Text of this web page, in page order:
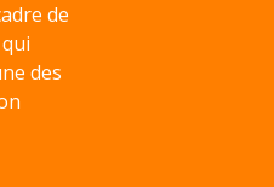
de
des